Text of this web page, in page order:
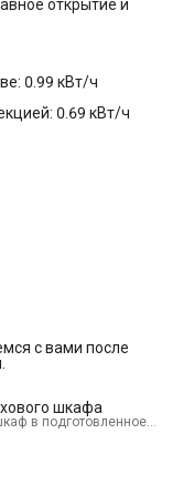
открытие и
0.99 кВт/ч
0.69 кВт/ч
с вами после
шкафа
в подготовленное